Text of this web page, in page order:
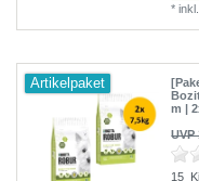
*
Artikelpaket
m |
UVP
15